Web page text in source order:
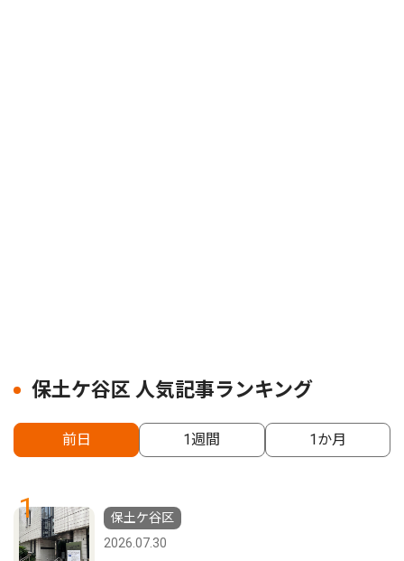
保土ケ谷区 人気記事ランキング
前日 1週間 1か月
1
保土ケ谷区
2026.07.30